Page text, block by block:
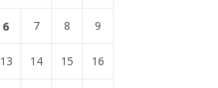
6 7 8 9
13 14 15 16